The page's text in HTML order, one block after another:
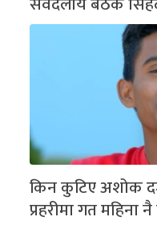
किन कुटिए अशोक
प्रहरीमा गत महिना